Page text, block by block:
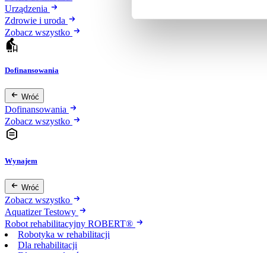
Urządzenia
Zdrowie i uroda
Zobacz wszystko
Dofinansowania
Wróć
Dofinansowania
Zobacz wszystko
Wynajem
Wróć
Zobacz wszystko
Aquatizer Testowy
Robot rehabilitacyjny ROBERT®
Robotyka w rehabilitacji
Dla rehabilitacji